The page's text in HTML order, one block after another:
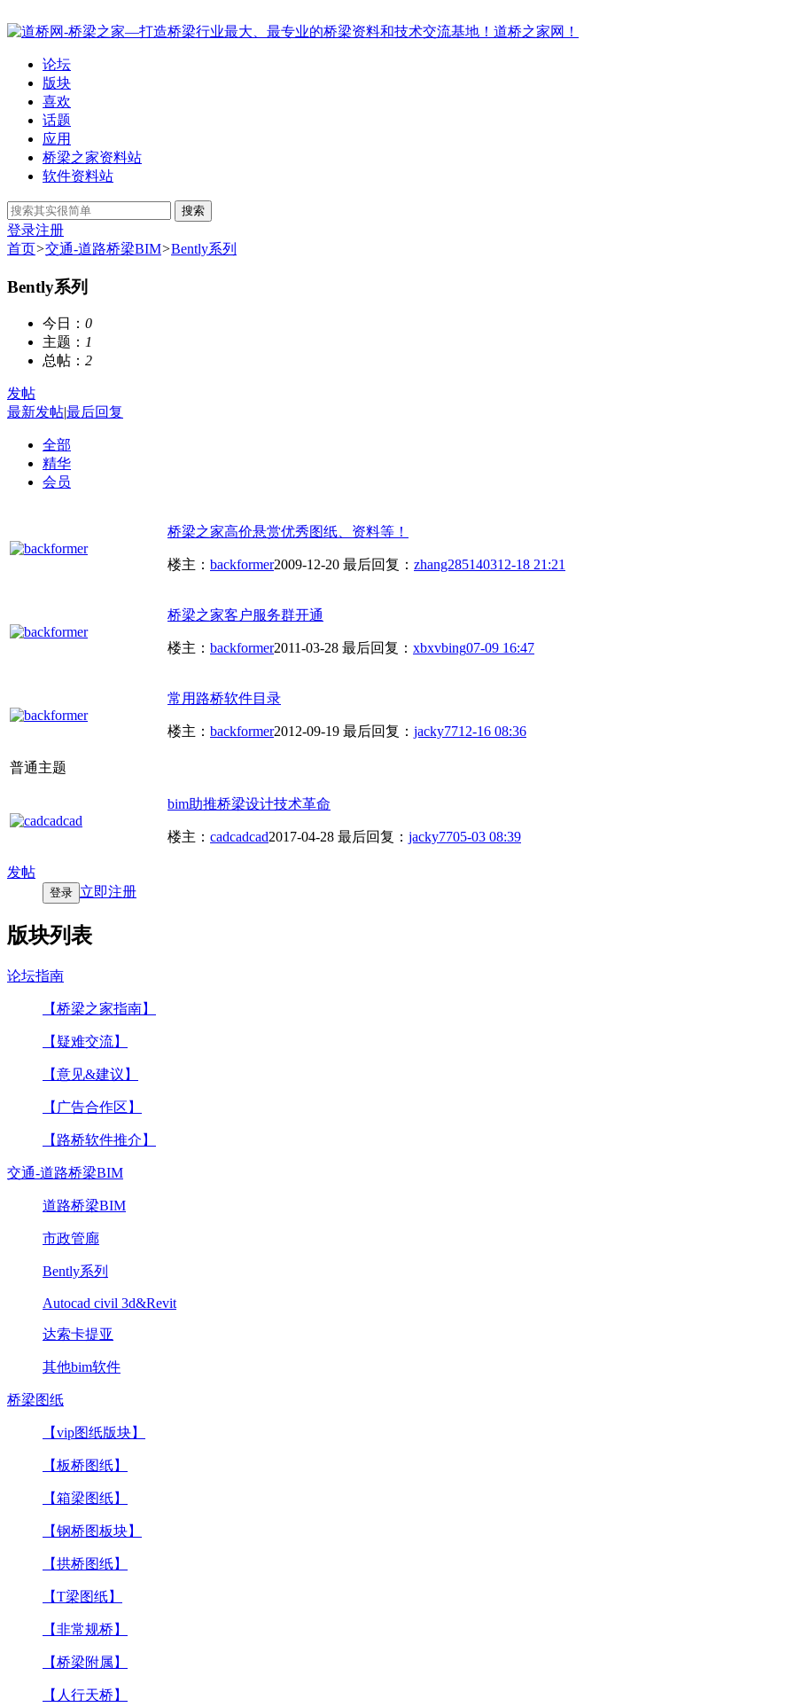
论坛
版块
喜欢
话题
应用
桥梁之家资料站
软件资料站
搜索
登录注册
首页>交通-道路桥梁BIM>Bently系列
Bently系列
今日： 0
主题： 1
总帖： 2
发帖
最新发帖|最后回复
全部
精华
会员
桥梁之家高价悬赏优秀图纸、资料等！
楼主： backformer2009-12-20 最后回复： zhang285140312-18 21:21
桥梁之家客户服务群开通
楼主： backformer2011-03-28 最后回复： xbxvbing07-09 16:47
常用路桥软件目录
楼主： backformer2012-09-19 最后回复： jacky7712-16 08:36
普通主题
bim助推桥梁设计技术革命
楼主： cadcadcad2017-04-28 最后回复： jacky7705-03 08:39
发帖
登录 立即注册
版块列表
论坛指南
【桥梁之家指南】
【疑难交流】
【意见&建议】
【广告合作区】
【路桥软件推介】
交通-道路桥梁BIM
道路桥梁BIM
市政管廊
Bently系列
Autocad civil 3d&Revit
达索卡提亚
其他bim软件
桥梁图纸
【vip图纸版块】
【板桥图纸】
【箱梁图纸】
【钢桥图板块】
【拱桥图纸】
【T梁图纸】
【非常规桥】
【桥梁附属】
【人行天桥】